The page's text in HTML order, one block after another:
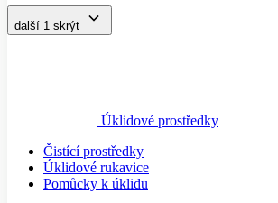
další 1 skrýt
Úklidové prostředky
Čistící prostředky
Úklidové rukavice
Pomůcky k úklidu